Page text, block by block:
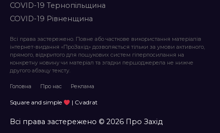
COVID-19 Тернопільщина
COVID-19 Рівненщина
Всі права застережено. Повне або часткове використання матеріалів
інтернет-видання «ПроЗахід» дозволяється тільки за умови активного,
прямого, відкритого для пошукових систем гіперпосилання на
конкретну новину чи матеріал та згадки першоджерела не нижче
другого абзацу тексту.
Головна Про нас Реклама
Square and simple | Cvadrat
Всі права застережено © 2026 Про Захід